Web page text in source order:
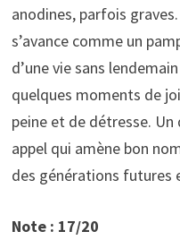
anodines, parfois
s’avance comme un
d’une vie sans
quelques moments de
peine et de détresse.
appel qui amène bon
des générations futures
Note : 17/20